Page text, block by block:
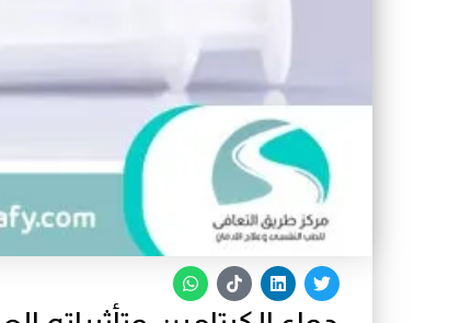
T
w
i
L
i
n
k
T
i
k
t
W
h
a
t